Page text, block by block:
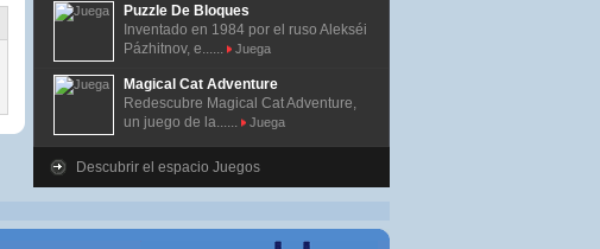
Puzzle De Bloques
Inventado en 1984 por el ruso Alekséi
Pázhitnov, e......
Juega
Magical Cat Adventure
Redescubre Magical Cat Adventure,
un juego de la......
Juega
Descubrir el espacio Juegos